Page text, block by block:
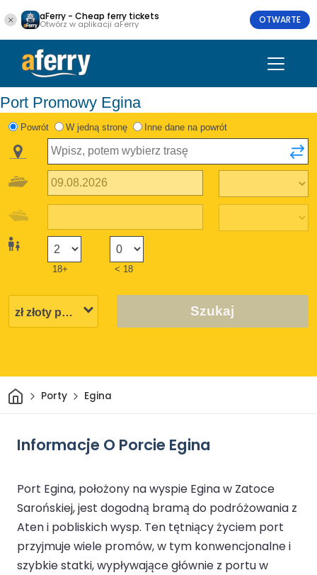
aFerry - Cheap ferry tickets
Otwórz w aplikacji aFerry OTWARTE
Port Promowy Egina
Powrót W jedną stronę Inne dane na powrót
18+ < 18
Szukaj
DomPorty Egina
Informacje O Porcie Egina
Port Egina, położony na wyspie Egina w Zatoce
Sarońskiej, jest dogodną bramą do podróżowania z
Aten i pobliskich wysp. Ten tętniący życiem port
przyjmuje wiele promów, w tym konwencjonalne i
szybkie statki, wypływające głównie z portu w